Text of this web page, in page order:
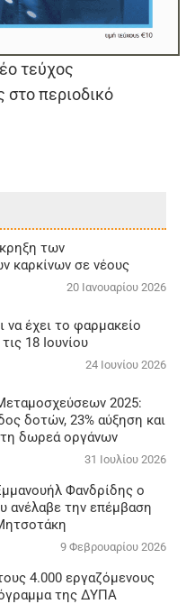
τεύχος
στο περιοδικό
των
καρκίνων σε νέους
20 Ιανουαρίου 2026
να έχει το φαρμακείο
18 Ιουνίου
24 Ιουνίου 2026
2025:
δοτών, 23% αύξηση και
δωρεά οργάνων
31 Ιουλίου 2026
Φανδρίδης ο
ανέλαβε την επέμβαση
9 Φεβρουαρίου 2026
4.000 εργαζόμενους
της ΔΥΠΑ